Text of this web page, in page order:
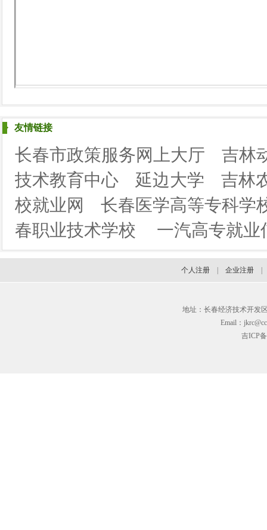
友情链接
长春市政策服务网上大厅
吉林
技术教育中心
延边大学
吉林
校就业网
长春医学高等专科学
春职业技术学校
一汽高专就业
个人注册 企业注册
地址：长春经济技术开发
Email：
吉ICP